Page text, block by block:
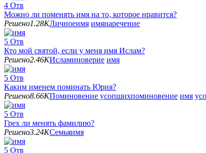
4 Отв
Можно ли поменять имя на то, которое нравится?
Решено1.28KЛичноеимя имянаречение
5 Отв
Кто мой святой, если у меня имя Ислам?
Решено2.46KИсламиноверие имя
5 Отв
Каким именем поминать Юрия?
Решено8.66KПоминовение усопшихпоминовение имя
5 Отв
Грех ли менять фамилию?
Решено3.24KСемьяимя
5 Отв